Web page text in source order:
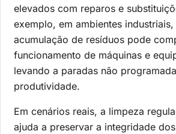
elevados com reparos e
exemplo, em ambientes industriais,
acumulação de resíduos pode
funcionamento de máquinas e
levando a paradas não
produtividade.
Em cenários reais, a limpeza
ajuda a preservar a integridade